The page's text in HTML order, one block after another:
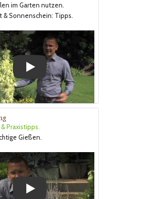
im Garten nutzen.
& Sonnenschein: Tipps.
Praxistipps.
Gießen.